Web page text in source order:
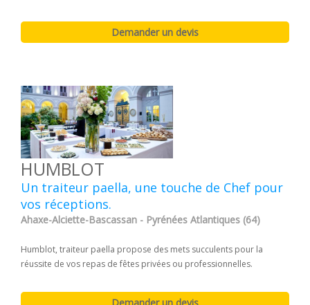
HUMBLOT
Un traiteur paella, une touche de Chef pour
vos réceptions.
Ahaxe-Alciette-Bascassan - Pyrénées Atlantiques (64)
Humblot, traiteur paella propose des mets succulents pour la
réussite de vos repas de fêtes privées ou professionnelles.